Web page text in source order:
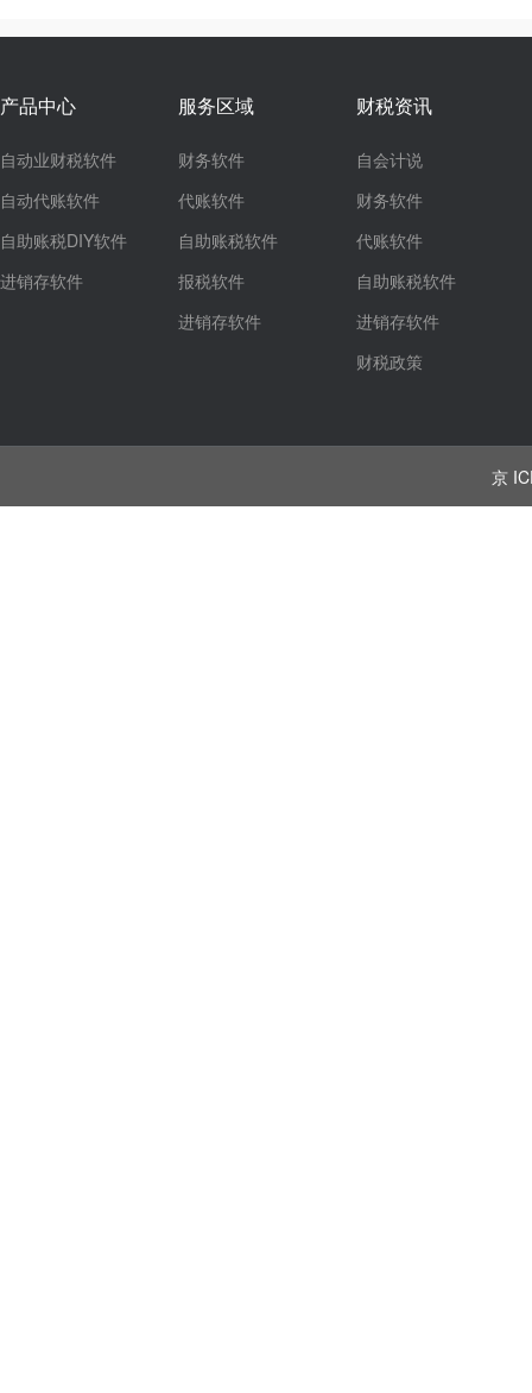
产品中心
自动业财税软件
自动代账软件
自助账税DIY软件
进销存软件
服务区域
财务软件
代账软件
自助账税软件
报税软件
进销存软件
财税资讯
自会计说
财务软件
代账软件
自助账税软件
进销存软件
财税政策
京